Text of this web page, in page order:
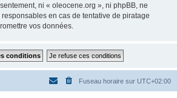
ni « oleocene.org », ni phpBB, ne
en cas de tentative de piratage
vos données.
Fuseau horaire sur UTC+02:00